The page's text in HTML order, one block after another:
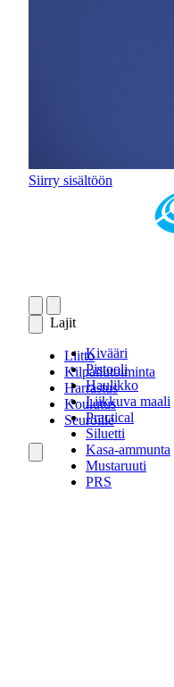
Siirry sisältöön
Lajit
Kivääri
Pistooli
Haulikko
Liikkuva maali
Practical
Siluetti
Kasa-ammunta
Mustaruuti
PRS
Liitto
Kilpailutoiminta
Harrastus
Koulutus
Seuroille